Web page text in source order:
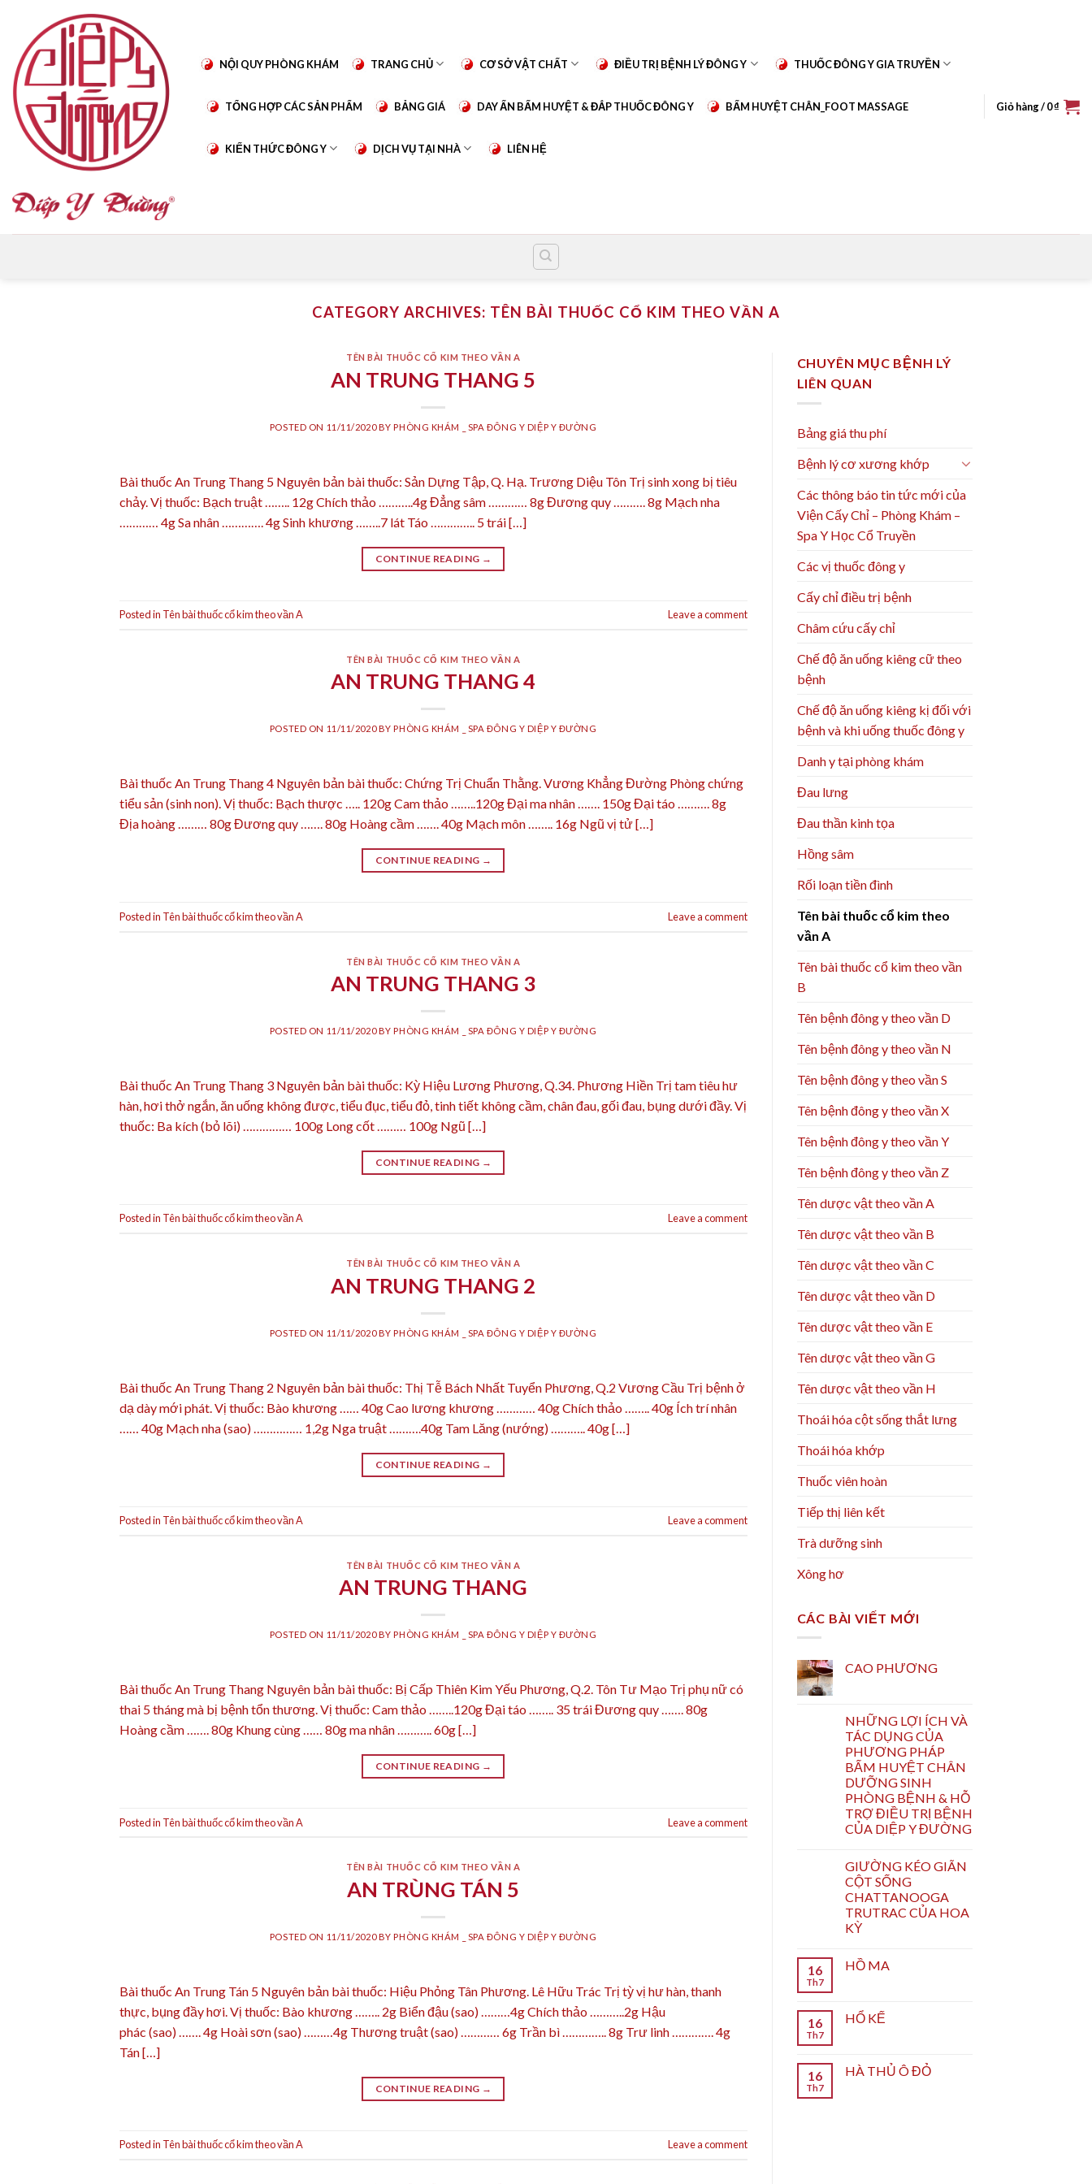
content
NỘI QUY PHÒNG KHÁM TRANG CHỦ CƠ SỞ VẬT CHẤT ĐIỀU TRỊ BỆNH LÝ ĐÔNG Y THUỐC ĐÔNG Y GIA TRUYỀN
TỔNG HỢP CÁC SẢN PHẨM BẢNG GIÁ DAY ẤN BẤM HUYỆT & ĐẮP THUỐC ĐÔNG Y BẤM HUYỆT CHÂN_FOOT MASSAGE
KIẾN THỨC ĐÔNG Y DỊCH VỤ TẠI NHÀ LIÊN HỆ
Giỏ hàng /0₫
CATEGORY ARCHIVES: TÊN BÀI THUỐC CỔ KIM THEO VẦN A
TÊN BÀI THUỐC CỔ KIM THEO VẦN A
AN TRUNG THANG 5
POSTED ON 11/11/2020BYPHÒNG KHÁM _ SPA ĐÔNG Y DIỆP Y ĐƯỜNG
Bài thuốc An Trung Thang 5 Nguyên bản bài thuốc: Sản Dựng Tập, Q. Hạ. Trương Diệu Tôn Trị sinh xong bị tiêu
chảy. Vị thuốc: Bạch truật …….. 12g Chích thảo ………..4g Đẳng sâm ………… 8g Đương quy ………. 8g Mạch nha
………… 4g Sa nhân …………. 4g Sinh khương ……..7 lát Táo ………….. 5 trái […]
CONTINUE READING →
Posted in Tên bài thuốc cổ kim theo vần A Leave a comment
TÊN BÀI THUỐC CỔ KIM THEO VẦN A
AN TRUNG THANG 4
POSTED ON 11/11/2020BYPHÒNG KHÁM _ SPA ĐÔNG Y DIỆP Y ĐƯỜNG
Bài thuốc An Trung Thang 4 Nguyên bản bài thuốc: Chứng Trị Chuẩn Thằng. Vương Khẳng Đường Phòng chứng
tiểu sản (sinh non). Vị thuốc: Bạch thược ….. 120g Cam thảo ……..120g Đại ma nhân ……. 150g Đại táo ………. 8g
Địa hoàng ……… 80g Đương quy ……. 80g Hoàng cầm ……. 40g Mạch môn …….. 16g Ngũ vị tử […]
CONTINUE READING →
Posted in Tên bài thuốc cổ kim theo vần A Leave a comment
TÊN BÀI THUỐC CỔ KIM THEO VẦN A
AN TRUNG THANG 3
POSTED ON 11/11/2020BYPHÒNG KHÁM _ SPA ĐÔNG Y DIỆP Y ĐƯỜNG
Bài thuốc An Trung Thang 3 Nguyên bản bài thuốc: Kỳ Hiệu Lương Phương, Q.34. Phương Hiền Trị tam tiêu hư
hàn, hơi thở ngắn, ăn uống không được, tiểu đục, tiểu đỏ, tinh tiết không cầm, chân đau, gối đau, bụng dưới đầy. Vị
thuốc: Ba kích (bỏ lõi) …………… 100g Long cốt ……… 100g Ngũ […]
CONTINUE READING →
Posted in Tên bài thuốc cổ kim theo vần A Leave a comment
TÊN BÀI THUỐC CỔ KIM THEO VẦN A
AN TRUNG THANG 2
POSTED ON 11/11/2020BYPHÒNG KHÁM _ SPA ĐÔNG Y DIỆP Y ĐƯỜNG
Bài thuốc An Trung Thang 2 Nguyên bản bài thuốc: Thị Tễ Bách Nhất Tuyển Phương, Q.2 Vương Cầu Trị bệnh ở
dạ dày mới phát. Vị thuốc: Bào khương …… 40g Cao lương khương ………… 40g Chích thảo …….. 40g Ích trí nhân
…… 40g Mạch nha (sao) …………… 1,2g Nga truật ……….40g Tam Lăng (nướng) ……….. 40g […]
CONTINUE READING →
Posted in Tên bài thuốc cổ kim theo vần A Leave a comment
TÊN BÀI THUỐC CỔ KIM THEO VẦN A
AN TRUNG THANG
POSTED ON 11/11/2020BYPHÒNG KHÁM _ SPA ĐÔNG Y DIỆP Y ĐƯỜNG
Bài thuốc An Trung Thang Nguyên bản bài thuốc: Bị Cấp Thiên Kim Yếu Phương, Q.2. Tôn Tư Mạo Trị phụ nữ có
thai 5 tháng mà bị bệnh tổn thương. Vị thuốc: Cam thảo ……..120g Đại táo …….. 35 trái Đương quy ……. 80g
Hoàng cầm ……. 80g Khung cùng …… 80g ma nhân ……….. 60g […]
CONTINUE READING →
Posted in Tên bài thuốc cổ kim theo vần A Leave a comment
TÊN BÀI THUỐC CỔ KIM THEO VẦN A
AN TRÙNG TÁN 5
POSTED ON 11/11/2020BYPHÒNG KHÁM _ SPA ĐÔNG Y DIỆP Y ĐƯỜNG
Bài thuốc An Trung Tán 5 Nguyên bản bài thuốc: Hiệu Phỏng Tân Phương. Lê Hữu Trác Trị tỳ vị hư hàn, thanh
thực, bụng đầy hơi. Vị thuốc: Bào khương …….. 2g Biển đậu (sao) ………4g Chích thảo ………..2g Hậu
phác (sao) ……. 4g Hoài sơn (sao) ………4g Thương truật (sao) ………… 6g Trần bì ………….. 8g Trư linh …………. 4g
Tán […]
CONTINUE READING →
Posted in Tên bài thuốc cổ kim theo vần A Leave a comment
CHUYÊN MỤC BỆNH LÝ
LIÊN QUAN
Bảng giá thu phí
Bệnh lý cơ xương khớp
Các thông báo tin tức mới của
Viện Cấy Chỉ – Phòng Khám –
Spa Y Học Cổ Truyền
Các vị thuốc đông y
Cấy chỉ điều trị bệnh
Châm cứu cấy chỉ
Chế độ ăn uống kiêng cữ theo
bệnh
Chế độ ăn uống kiêng kị đối với
bệnh và khi uống thuốc đông y
Danh y tại phòng khám
Đau lưng
Đau thần kinh tọa
Hồng sâm
Rối loạn tiền đình
Tên bài thuốc cổ kim theo
vần A
Tên bài thuốc cổ kim theo vần
B
Tên bệnh đông y theo vần D
Tên bệnh đông y theo vần N
Tên bệnh đông y theo vần S
Tên bệnh đông y theo vần X
Tên bệnh đông y theo vần Y
Tên bệnh đông y theo vần Z
Tên dược vật theo vần A
Tên dược vật theo vần B
Tên dược vật theo vần C
Tên dược vật theo vần D
Tên dược vật theo vần E
Tên dược vật theo vần G
Tên dược vật theo vần H
Thoái hóa cột sống thắt lưng
Thoái hóa khớp
Thuốc viên hoàn
Tiếp thị liên kết
Trà dưỡng sinh
Xông hơ
CÁC BÀI VIẾT MỚI
CAO PHƯƠNG
NHỮNG LỢI ÍCH VÀ
TÁC DỤNG CỦA
PHƯƠNG PHÁP
BẤM HUYỆT CHÂN
DƯỠNG SINH
PHÒNG BỆNH & HỖ
TRỢ ĐIỀU TRỊ BỆNH
CỦA DIỆP Y ĐƯỜNG
GIƯỜNG KÉO GIÃN
CỘT SỐNG
CHATTANOOGA
TRUTRAC CỦA HOA
KỲ
16
Th7
HỒ MA
16
Th7
HỔ KẾ
16
Th7
HÀ THỦ Ô ĐỎ